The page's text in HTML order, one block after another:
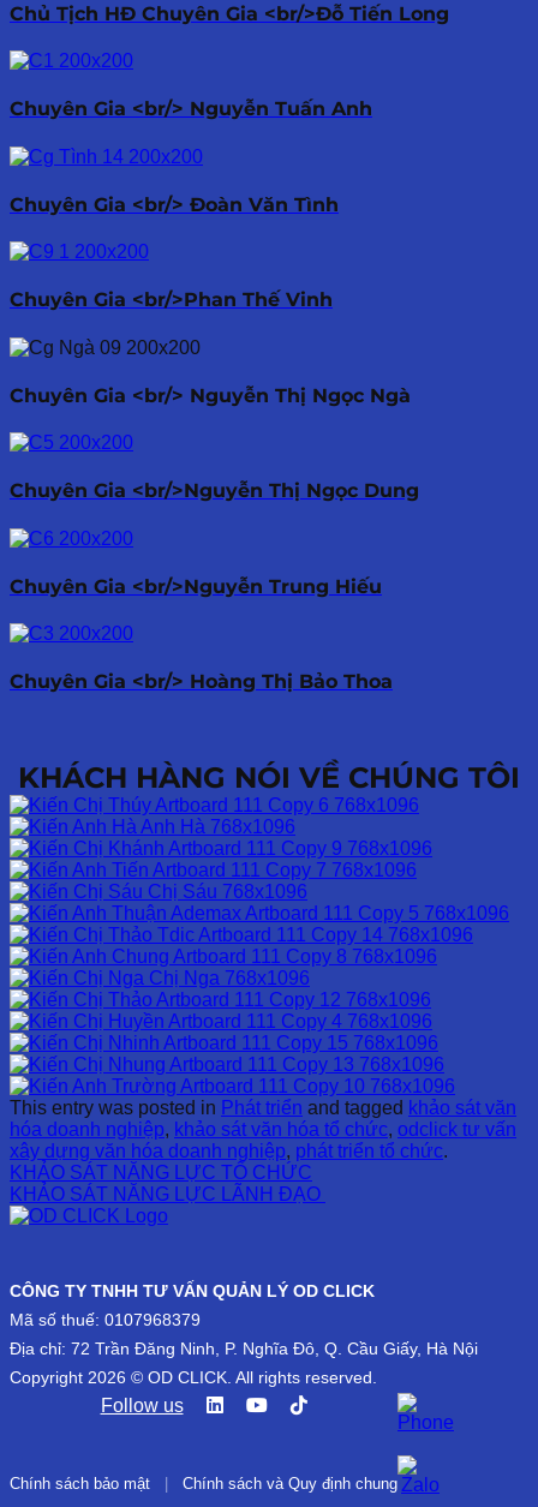
Chủ Tịch HĐ Chuyên Gia <br/>Đỗ Tiến Long
Chuyên Gia <br/> Nguyễn Tuấn Anh
Chuyên Gia <br/> Đoàn Văn Tình
Chuyên Gia <br/>Phan Thế Vinh
Chuyên Gia <br/> Nguyễn Thị Ngọc Ngà
Chuyên Gia <br/>Nguyễn Thị Ngọc Dung
Chuyên Gia <br/>Nguyễn Trung Hiếu
Chuyên Gia <br/> Hoàng Thị Bảo Thoa
KHÁCH HÀNG NÓI VỀ CHÚNG TÔI
This entry was posted in Phát triển and tagged khảo sát văn
hóa doanh nghiệp, khảo sát văn hóa tổ chức, odclick tư vấn
xây dựng văn hóa doanh nghiệp, phát triển tổ chức.
KHẢO SÁT NĂNG LỰC TỔ CHỨC
KHẢO SÁT NĂNG LỰC LÃNH ĐẠO
CÔNG TY TNHH TƯ VẤN QUẢN LÝ OD CLICK
Mã số thuế: 0107968379
Địa chỉ: 72 Trần Đăng Ninh, P. Nghĩa Đô, Q. Cầu Giấy, Hà Nội
Copyright 2026 © OD CLICK. All rights reserved.
Follow us
Chính sách bảo mật Chính sách và Quy định chung